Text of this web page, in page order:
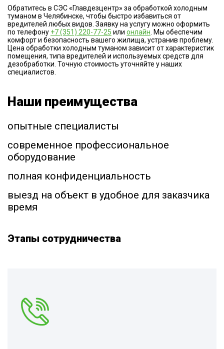
Обратитесь в СЭС «Главдезцентр» за обработкой холодным
туманом в Челябинске, чтобы быстро избавиться от
вредителей любых видов. Заявку на услугу можно оформить
по телефону +7 (351) 220-77-25 или онлайн . Мы обеспечим
комфорт и безопасность вашего жилища, устранив проблему.
Цена обработки холодным туманом зависит от характеристик
помещения, типа вредителей и используемых средств для
дезобработки. Точную стоимость уточняйте у наших
специалистов.
Наши преимущества
опытные специалисты
современное профессиональное
оборудование
полная конфиденциальность
выезд на объект в удобное для заказчика
время
Этапы сотрудничества